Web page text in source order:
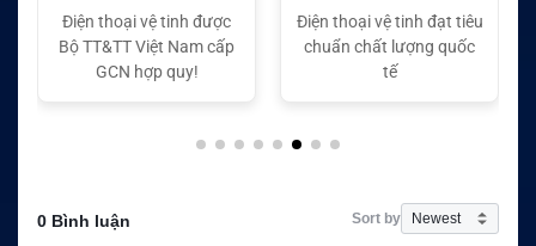
Điện thoại vệ tinh đạt tiêu
chuẩn chất lượng quốc
tế
Điện thoại vệ tinh đạt tiêu
chuẩn chất lượng quốc
tế
0 Bình luận Sort by